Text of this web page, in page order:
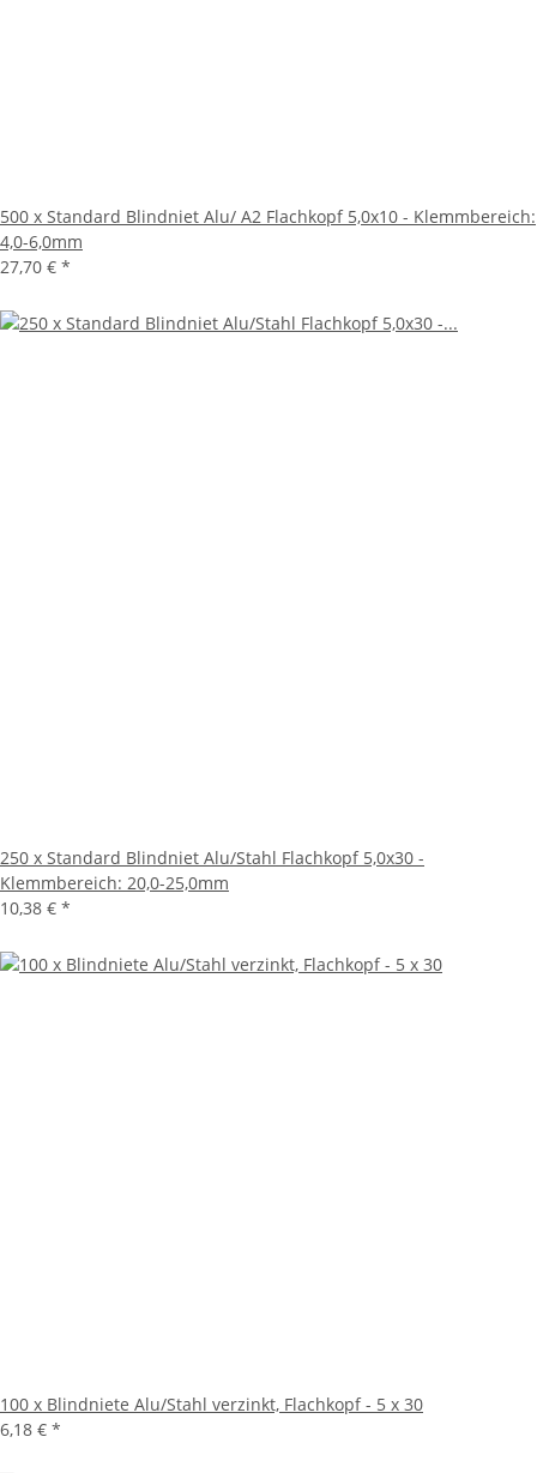
500 x Standard Blindniet Alu/ A2 Flachkopf 5,0x10 - Klemmbereich:
4,0-6,0mm
27,70 € *
250 x Standard Blindniet Alu/Stahl Flachkopf 5,0x30 -
Klemmbereich: 20,0-25,0mm
10,38 € *
100 x Blindniete Alu/Stahl verzinkt, Flachkopf - 5 x 30
6,18 € *